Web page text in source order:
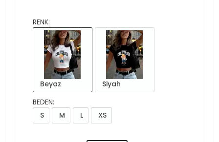
RENK:
Beyaz
Siyah
BEDEN:
S
M L XS